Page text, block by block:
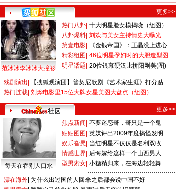
更多>>
范冰冰李冰冰大撞衫
热门八卦 十大明星脸女模揭晓（组图）
八卦爆料 刘欢与美女主持情史大曝光
第壹电影
《金钱帝国》：王晶没上进心
精彩组图 46位明星孕妇时的大胆造型图
明星话题 20位银幕硬汉比拼阳刚美(图)
戏剧演出
【搜狐观演团】普契尼歌剧《艺术家生涯》打分贴
热门连载 刘烨电影里15位大牌女星美图大盘点（组图）
更多>>
每天在吞别人口水
焦点新闻 不要迷恋哥，哥只是一个鬼
贴贴图图 英媒评出2009年度搞怪发明
娱乐旮旯 当红明星不仅仅是名利双收
情感世界 后悔嫁给这样一个山西男人
型男索女 小糖精归来，在海边轻轻舞
漂在海外 为什么出过国的人回来之后都会说中国不好